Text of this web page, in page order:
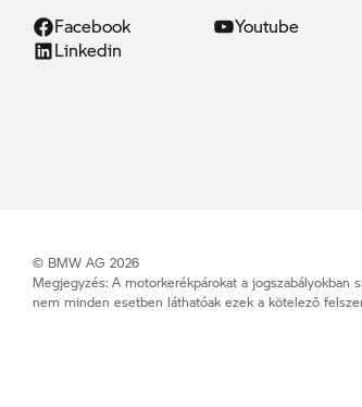
Facebook Youtube
Linkedin
© BMW AG 2026
Megjegyzés: A motorkerékpárokat a jogszabályokban
nem minden esetben láthatóak ezek a kötelező